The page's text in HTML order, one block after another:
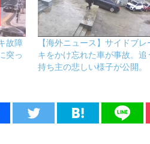
故障
突っ
【海外ニュース】サイドブレ
キをかけ忘れた車が事故。追
持ち主の悲しい様子が公開。